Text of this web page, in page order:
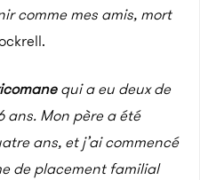
comme mes amis, mort
qui a eu deux de
ans. Mon père a été
ans, et j’ai commencé
de placement familial